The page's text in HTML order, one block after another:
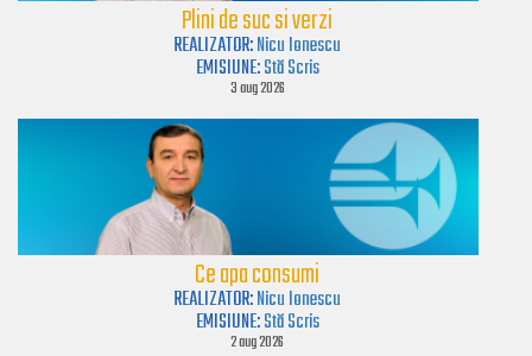
Plini de suc si verzi
REALIZATOR:Nicu Ionescu
EMISIUNE:Stă Scris
3 aug 2026
Ce apa consumi
REALIZATOR:Nicu Ionescu
EMISIUNE:Stă Scris
2 aug 2026